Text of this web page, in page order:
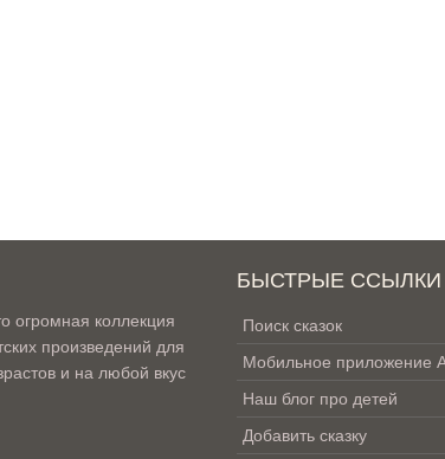
огромная коллекция
произведений для
и на любой вкус
БЫСТРЫЕ ССЫЛКИ
Поиск сказок
Мобильное приложение
Наш блог про детей
Добавить сказку